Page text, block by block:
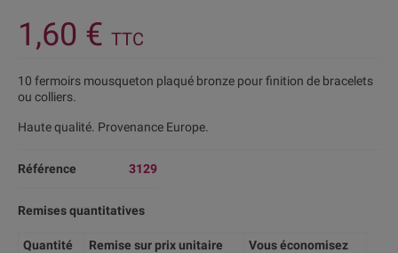
1,60 € TTC
10 fermoirs mousqueton plaqué bronze pour finition de bracelets
ou colliers.
Haute qualité. Provenance Europe.
Référence 3129
Remises quantitatives
Quantité Remise sur prix unitaire
Vous économisez